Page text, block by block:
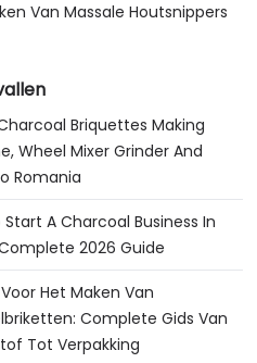
Van Massale Houtsnippers
Briquettes Making
Wheel Mixer Grinder And
Romania
Start A Charcoal Business In
2026 Guide
Het Maken Van
Complete Gids Van
Tot Verpakking